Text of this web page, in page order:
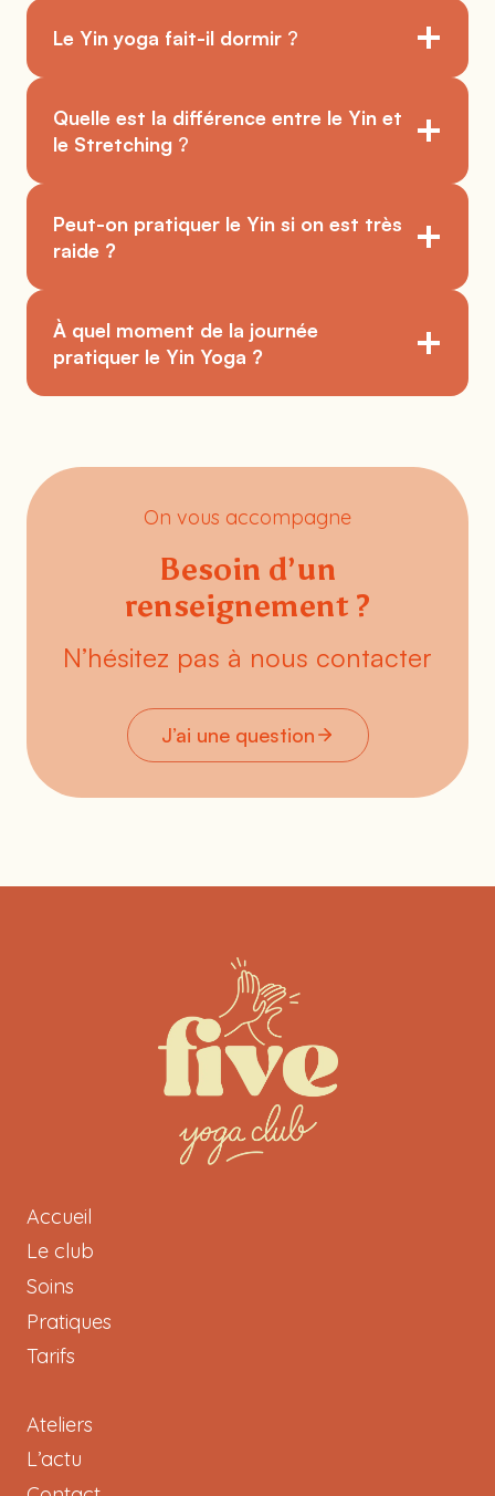
Le Yin yoga fait-il dormir ?
Quelle est la différence entre le Yin et
le Stretching ?
Peut-on pratiquer le Yin si on est très
raide ?
À quel moment de la journée
pratiquer le Yin Yoga ?
On vous accompagne
Besoin d’un
renseignement ?
N’hésitez pas à nous contacter
J’ai une question
Accueil
Le club
Soins
Pratiques
Tarifs
Ateliers
L’actu